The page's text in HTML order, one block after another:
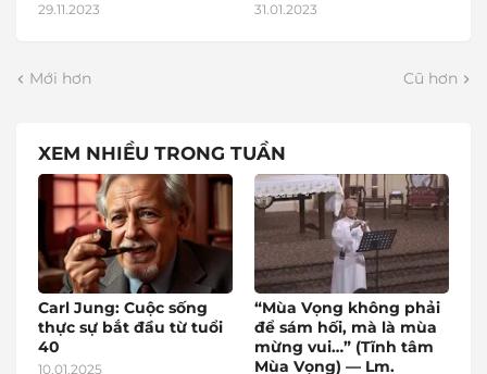
29.11.2023 31.01.2023
Mới hơn Cũ hơn
XEM NHIỀU TRONG TUẦN
Carl Jung: Cuộc sống
thực sự bắt đầu từ tuổi
40
10.01.2025
“Mùa Vọng không phải
để sám hối, mà là mùa
mừng vui…” (Tĩnh tâm
Mùa Vọng) — Lm.